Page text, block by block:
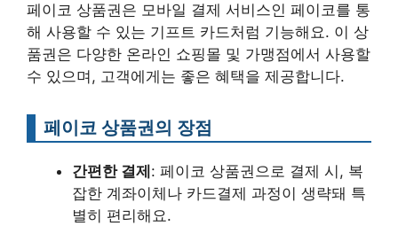
페이코 상품권은 모바일 결제 서비스인 페이코를 통
해 사용할 수 있는 기프트 카드처럼 기능해요. 이 상
품권은 다양한 온라인 쇼핑몰 및 가맹점에서 사용할
수 있으며, 고객에게는 좋은 혜택을 제공합니다.
페이코 상품권의 장점
간편한 결제 : 페이코 상품권으로 결제 시, 복
잡한 계좌이체나 카드결제 과정이 생략돼 특
별히 편리해요.